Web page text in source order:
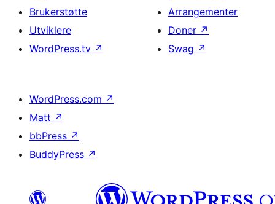
Brukerstøtte
Utviklere
WordPress.tv ↗
Arrangementer
Doner ↗
Swag ↗
WordPress.com ↗
Matt ↗
bbPress ↗
BuddyPress ↗